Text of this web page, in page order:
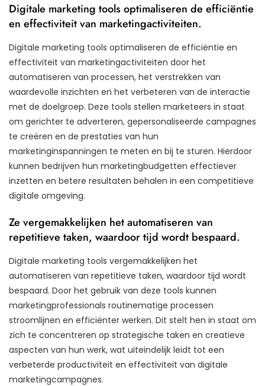
Digitale marketing tools optimaliseren de efficiëntie
en effectiviteit van marketingactiviteiten.
Digitale marketing tools optimaliseren de efficiëntie en
effectiviteit van marketingactiviteiten door het
automatiseren van processen, het verstrekken van
waardevolle inzichten en het verbeteren van de interactie
met de doelgroep. Deze tools stellen marketeers in staat
om gerichter te adverteren, gepersonaliseerde campagnes
te creëren en de prestaties van hun
marketinginspanningen te meten en bij te sturen. Hierdoor
kunnen bedrijven hun marketingbudgetten effectiever
inzetten en betere resultaten behalen in een competitieve
digitale omgeving.
Ze vergemakkelijken het automatiseren van
repetitieve taken, waardoor tijd wordt bespaard.
Digitale marketing tools vergemakkelijken het
automatiseren van repetitieve taken, waardoor tijd wordt
bespaard. Door het gebruik van deze tools kunnen
marketingprofessionals routinematige processen
stroomlijnen en efficiënter werken. Dit stelt hen in staat om
zich te concentreren op strategische taken en creatieve
aspecten van hun werk, wat uiteindelijk leidt tot een
verbeterde productiviteit en effectiviteit van digitale
marketingcampagnes.